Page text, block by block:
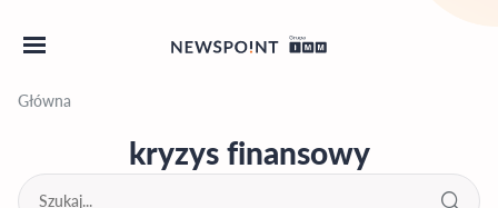
Główna
kryzys finansowy